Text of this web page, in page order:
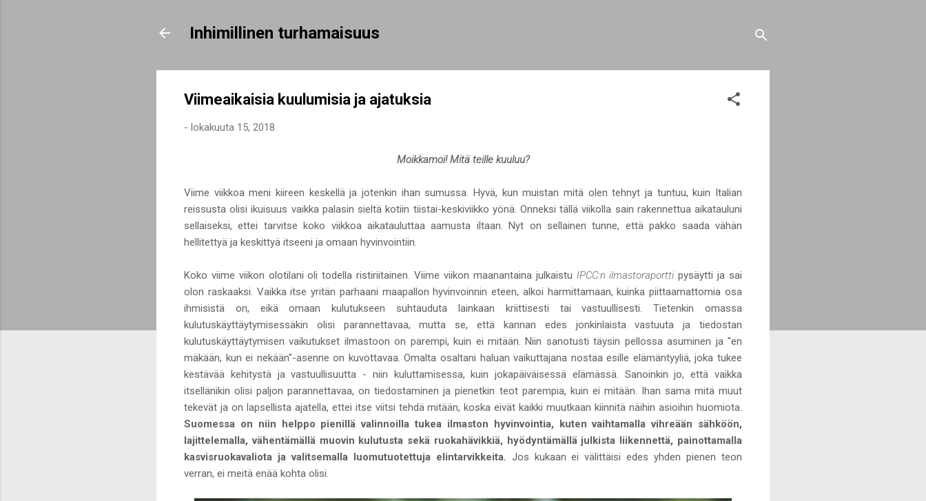
Inhimillinen turhamaisuus
Viimeaikaisia kuulumisia ja ajatuksia
- lokakuuta 15, 2018
Moikkamoi! Mitä teille kuuluu?
Viime viikkoa meni kiireen keskellä ja jotenkin ihan sumussa. Hyvä, kun muistan mitä olen tehnyt ja tuntuu, kuin Italian
reissusta olisi ikuisuus vaikka palasin sieltä kotiin tiistai-keskiviikko yönä. Onneksi tällä viikolla sain rakennettua aikatauluni
sellaiseksi, ettei tarvitse koko viikkoa aikatauluttaa aamusta iltaan. Nyt on sellainen tunne, että pakko saada vähän
hellitettyä ja keskittyä itseeni ja omaan hyvinvointiin.
Koko viime viikon olotilani oli todella ristiriitainen. Viime viikon maanantaina julkaistu IPCC:n ilmastoraportti pysäytti ja sai
olon raskaaksi. Vaikka itse yritän parhaani maapallon hyvinvoinnin eteen, alkoi harmittamaan, kuinka piittaamattomia osa
ihmisistä on, eikä omaan kulutukseen suhtauduta lainkaan kriittisesti tai vastuullisesti. Tietenkin omassa
kulutuskäyttäytymisessäkin olisi parannettavaa, mutta se, että kannan edes jonkinlaista vastuuta ja tiedostan
kulutuskäyttäytymisen vaikutukset ilmastoon on parempi, kuin ei mitään. Niin sanotusti täysin pellossa asuminen ja "en
mäkään, kun ei nekään"-asenne on kuvottavaa. Omalta osaltani haluan vaikuttajana nostaa esille elämäntyyliä, joka tukee
kestävää kehitystä ja vastuullisuutta - niin kuluttamisessa, kuin jokapäiväisessä elämässä. Sanoinkin jo, että vaikka
itsellänikin olisi paljon parannettavaa, on tiedostaminen ja pienetkin teot parempia, kuin ei mitään. Ihan sama mitä muut
tekevät ja on lapsellista ajatella, ettei itse viitsi tehdä mitään, koska eivät kaikki muutkaan kiinnitä näihin asioihin huomiota.
Suomessa on niin helppo pienillä valinnoilla tukea ilmaston hyvinvointia, kuten vaihtamalla vihreään sähköön,
lajittelemalla, vähentämällä muovin kulutusta sekä ruokahävikkiä, hyödyntämällä julkista liikennettä, painottamalla
kasvisruokavaliota ja valitsemalla luomutuotettuja elintarvikkeita. Jos kukaan ei välittäisi edes yhden pienen teon
verran, ei meitä enää kohta olisi.